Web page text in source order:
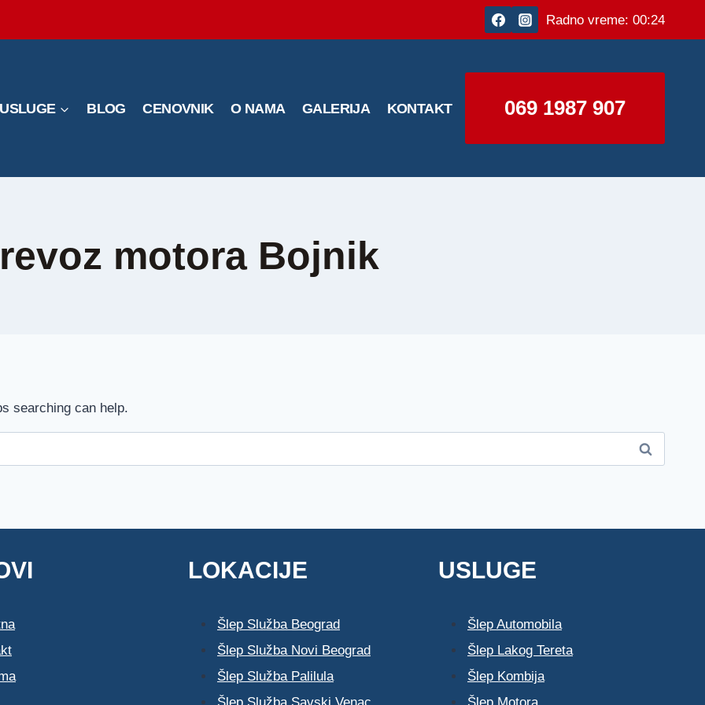
Radno vreme: 00:24
USLUGE BLOG CENOVNIK O NAMA GALERIJA KONTAKT 069 1987 907
motora Bojnik
searching can help.
LOKACIJE
Šlep Služba Beograd
Šlep Služba Novi Beograd
Šlep Služba Palilula
Šlep Služba Savski Venac
USLUGE
Šlep Automobila
Šlep Lakog Tereta
Šlep Kombija
Šlep Motora